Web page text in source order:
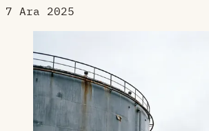
7 Ara 2025